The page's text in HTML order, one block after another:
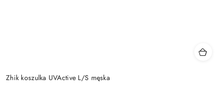
Zhik koszulka UVActive L/S męska